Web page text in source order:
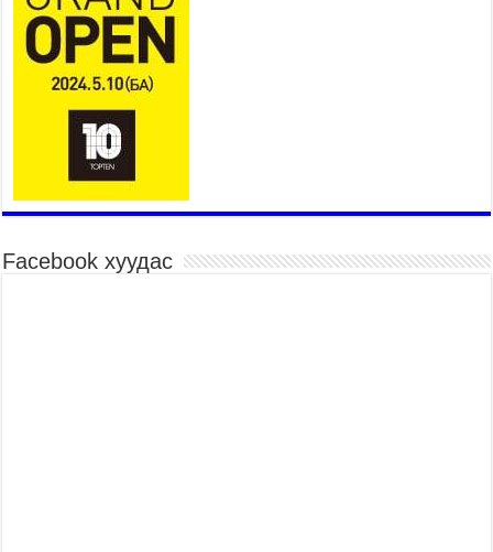
ӨРГӨЖҮҮЛНЭ
2026 оны 7 сар 21 / 16 цаг 34 минут
26,992 суралцагч хотхоны бага сургуульд, 8100
суралцагч төрөлжсөн ахлах сургуульд
2026 оны 7 сар 21 / 13 цаг 43 минут
COP17 хурлын үеэрх замын хөдөлгөөн, нийтийн
тээврийн зохицуулалт, сургууль, цэцэрлэг, зах,
худалдааны төвийн ажиллах хуваарийг гаргаж,
иргэдэд мэдээлэхийг үүрэг болголоо
Гэр бүлийн хэрэг шүүхэд хянан шийдвэрлэх
Facebook хуудас